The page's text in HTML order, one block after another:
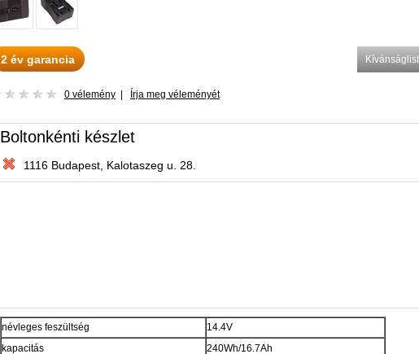
2 év garancia
0 vélemény Írja meg véleményét
Boltonkénti készlet
1116 Budapest, Kalotaszeg u. 28.
névleges feszültség
14.4V
kapacitás
240Wh/16.7Ah